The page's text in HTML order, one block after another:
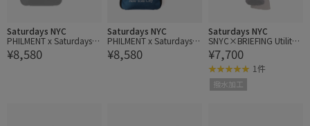
Saturdays NYC
PHILMENT x Saturdays C
art Tie Shoulder
¥8,580
Saturdays NYC
PHILMENT x Saturdays C
art Tie Shoulder
¥8,580
Saturdays NYC
SNYC×BRIEFING Utility
Cover
¥7,700
1件
撥水加工